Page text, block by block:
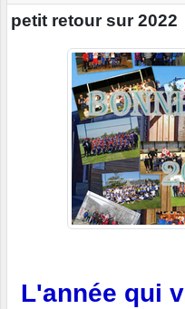
petit retour sur 2022
L'année qui